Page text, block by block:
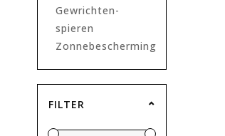
Gewrichten-
spieren
Zonnebescherming
FILTER